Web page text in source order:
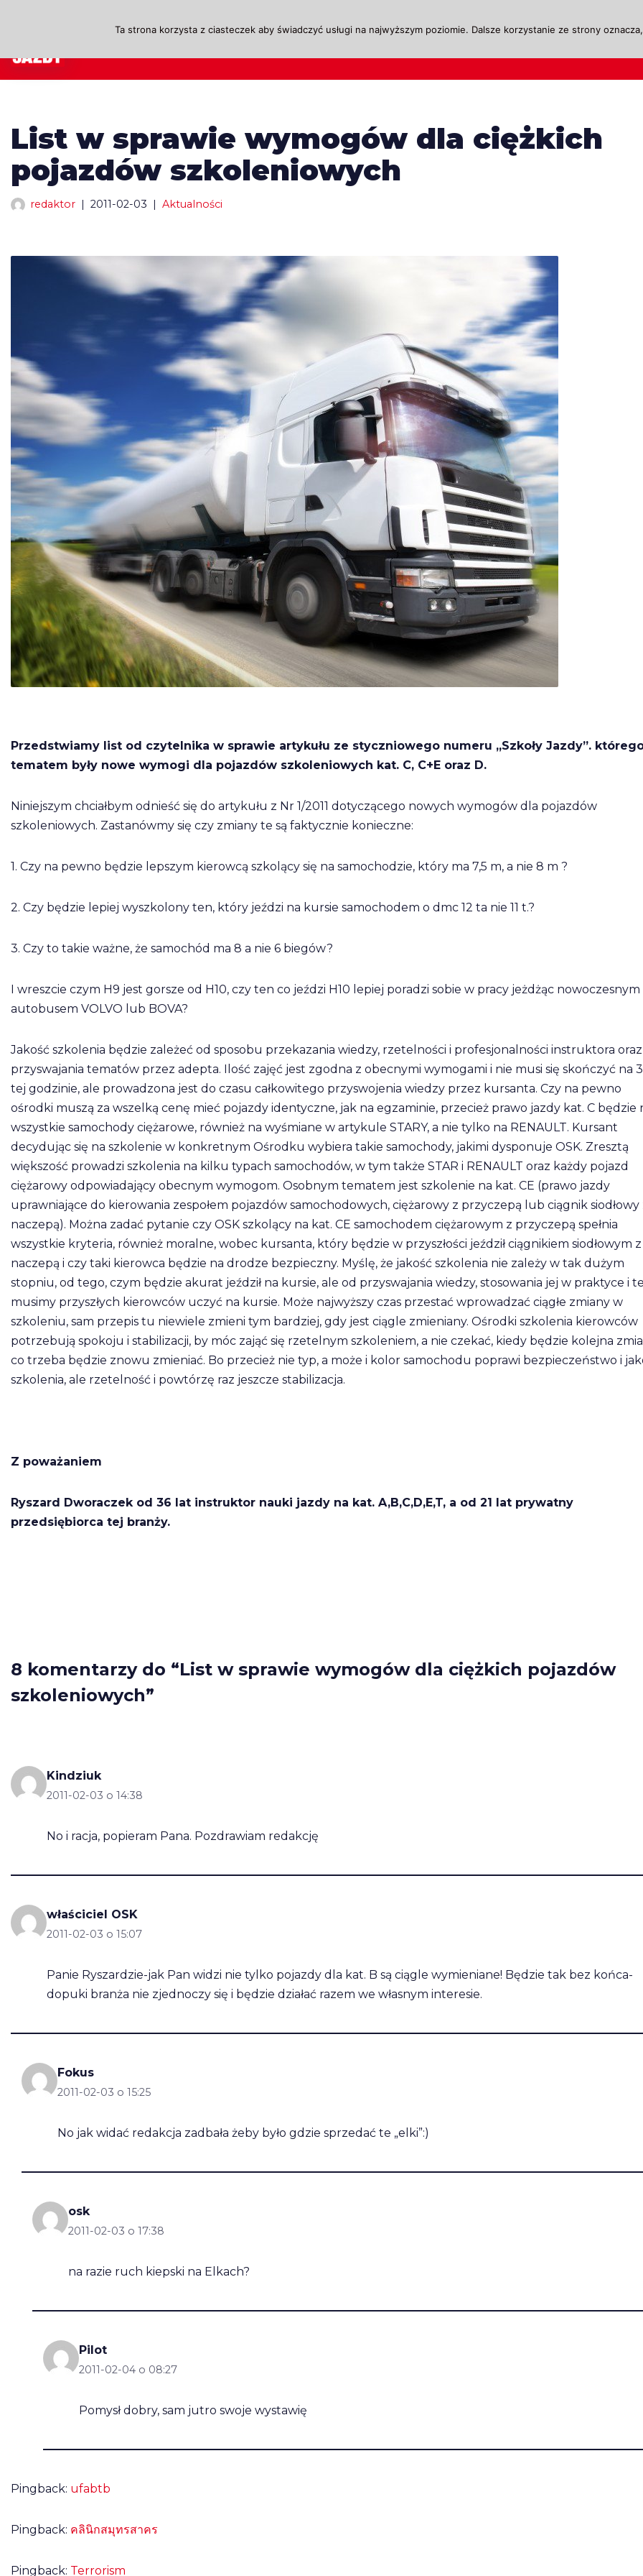
do
treści
List w sprawie wymogów dla ciężkich
pojazdów szkoleniowych
redaktor 2011-02-03 Aktualności
Przedstwiamy list od czytelnika w sprawie artykułu ze styczniowego numeru „Szkoły Jazdy”.
tematem były nowe wymogi dla pojazdów szkoleniowych kat. C, C+E oraz D.
Niniejszym chciałbym odnieść się do artykułu z Nr 1/2011 dotyczącego nowych wymogów dla pojazdów
szkoleniowych. Zastanówmy się czy zmiany te są faktycznie konieczne:
1. Czy na pewno będzie lepszym kierowcą szkolący się na samochodzie, który ma 7,5 m, a nie 8 m ?
2. Czy będzie lepiej wyszkolony ten, który jeździ na kursie samochodem o dmc 12 ta nie 11 t.?
3. Czy to takie ważne, że samochód ma 8 a nie 6 biegów?
I wreszcie czym H9 jest gorsze od H10, czy ten co jeździ H10 lepiej poradzi sobie w pracy jeżdżąc nowoczesnym
autobusem VOLVO lub BOVA?
Jakość szkolenia będzie zależeć od sposobu przekazania wiedzy, rzetelności i profesjonalności instruktora oraz
przyswajania tematów przez adepta. Ilość zajęć jest zgodna z obecnymi wymogami i nie musi się skończyć na
tej godzinie, ale prowadzona jest do czasu całkowitego przyswojenia wiedzy przez kursanta. Czy na pewno
ośrodki muszą za wszelką cenę mieć pojazdy identyczne, jak na egzaminie, przecież prawo jazdy kat. C będzie
wszystkie samochody ciężarowe, również na wyśmiane w artykule STARY, a nie tylko na RENAULT. Kursant
decydując się na szkolenie w konkretnym Ośrodku wybiera takie samochody, jakimi dysponuje OSK. Zresztą
większość prowadzi szkolenia na kilku typach samochodów, w tym także STAR i RENAULT oraz każdy pojazd
ciężarowy odpowiadający obecnym wymogom. Osobnym tematem jest szkolenie na kat. CE (prawo jazdy
uprawniające do kierowania zespołem pojazdów samochodowych, ciężarowy z przyczepą lub ciągnik siodłowy
naczepą). Można zadać pytanie czy OSK szkolący na kat. CE samochodem ciężarowym z przyczepą spełnia
wszystkie kryteria, również moralne, wobec kursanta, który będzie w przyszłości jeździł ciągnikiem siodłowym z
naczepą i czy taki kierowca będzie na drodze bezpieczny. Myślę, że jakość szkolenia nie zależy w tak dużym
stopniu, od tego, czym będzie akurat jeździł na kursie, ale od przyswajania wiedzy, stosowania jej w praktyce i
musimy przyszłych kierowców uczyć na kursie. Może najwyższy czas przestać wprowadzać ciągłe zmiany w
szkoleniu, sam przepis tu niewiele zmieni tym bardziej, gdy jest ciągle zmieniany. Ośrodki szkolenia kierowców
potrzebują spokoju i stabilizacji, by móc zająć się rzetelnym szkoleniem, a nie czekać, kiedy będzie kolejna
co trzeba będzie znowu zmieniać. Bo przecież nie typ, a może i kolor samochodu poprawi bezpieczeństwo i
szkolenia, ale rzetelność i powtórzę raz jeszcze stabilizacja.
Z poważaniem
Ryszard Dworaczek od 36 lat instruktor nauki jazdy na kat. A,B,C,D,E,T, a od 21 lat prywatny
przedsiębiorca tej branży.
8 komentarzy do “List w sprawie wymogów dla ciężkich pojazdów
szkoleniowych”
Kindziuk
2011-02-03 o 14:38
No i racja, popieram Pana. Pozdrawiam redakcję
właściciel OSK
2011-02-03 o 15:07
Panie Ryszardzie-jak Pan widzi nie tylko pojazdy dla kat. B są ciągle wymieniane! Będzie tak bez końca-
dopuki branża nie zjednoczy się i będzie działać razem we własnym interesie.
Fokus
2011-02-03 o 15:25
No jak widać redakcja zadbała żeby było gdzie sprzedać te „elki”:)
osk
2011-02-03 o 17:38
na razie ruch kiepski na Elkach?
Pilot
2011-02-04 o 08:27
Pomysł dobry, sam jutro swoje wystawię
Pingback: ufabtb
Pingback: คลินิกสมุทรสาคร
Pingback: Terrorism
Ta strona korzysta z ciasteczek aby świadczyć usługi na najwyższym poziomie. Dalsze korzystanie ze strony